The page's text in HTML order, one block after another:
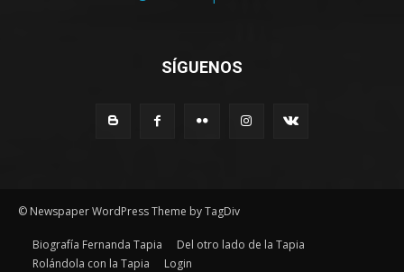
SÍGUENOS
© Newspaper WordPress Theme by TagDiv
Biografía Fernanda Tapia
Del otro lado de la Tapia
Rolándola con la Tapia
Login